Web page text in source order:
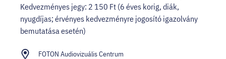
Kedvezményes jegy: 2 150 Ft (6 éves korig, diák,
nyugdíjas; érvényes kedvezményre jogosító igazolvány
bemutatása esetén)
FOTON Audiovizuális Centrum